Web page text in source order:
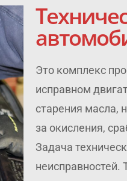
Это комплекс
исправном
старения масла,
за окисления,
Задача